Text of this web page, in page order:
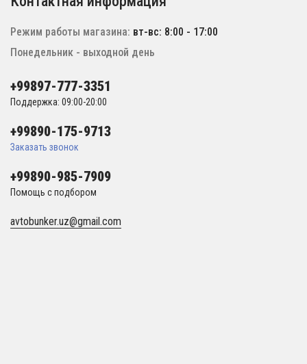
Режим работы магазина: вт-вс: 8:00 - 17:00
Понедельник - выходной день
+99897-777-3351
Поддержка: 09:00-20:00
+99890-175-9713
Заказать звонок
+99890-985-7909
Помощь с подбором
avtobunker.uz@gmail.com